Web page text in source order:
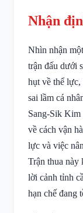
Nhận
Nhìn nhận
trận đấu dưới
hụt về thể
sai lầm cá
Sang-Sik Kim
về cách vận
lực và việc
Trận thua này
lời cảnh tỉnh
hạn chế đang